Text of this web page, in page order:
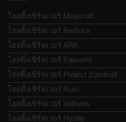
โฮสติ้งเซิร์ฟเวอร์ Minecraft
โฮสติ้งเซิร์ฟเวอร์ Bedrock
โฮสติ้งเซิร์ฟเวอร์ ARK
โฮสติ้งเซิร์ฟเวอร์ Palworld
โฮสติ้งเซิร์ฟเวอร์ Project Zomboid
โฮสติ้งเซิร์ฟเวอร์ Rust
โฮสติ้งเซิร์ฟเวอร์ Valheim
โฮสติ้งเซิร์ฟเวอร์ Hytale